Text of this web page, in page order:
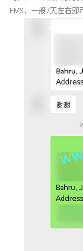
EMS，一般7天左右即